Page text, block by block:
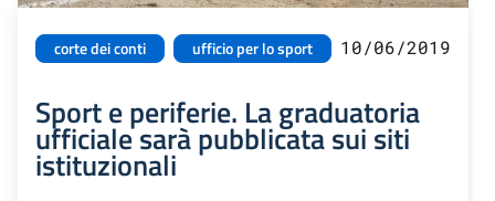
corte dei conti ufficio per lo sport 10/06/2019
Sport e periferie. La graduatoria
ufficiale sarà pubblicata sui siti
istituzionali